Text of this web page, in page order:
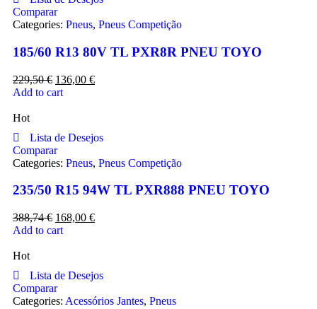
Comparar
Categories: Pneus, Pneus Competição
185/60 R13 80V TL PXR8R PNEU TOYO
229,50€ 136,00 €
Add to cart
Hot
Lista de Desejos
Comparar
Categories: Pneus, Pneus Competição
235/50 R15 94W TL PXR888 PNEU TOYO
388,74€ 168,00 €
Add to cart
Hot
Lista de Desejos
Comparar
Categories: Acessórios Jantes, Pneus